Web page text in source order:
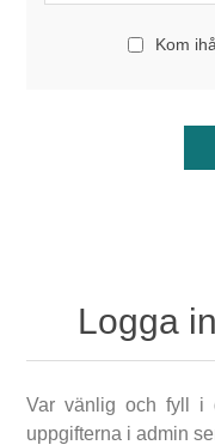
Kom
Logga
Var vänlig och fyll i
uppgifterna i admin